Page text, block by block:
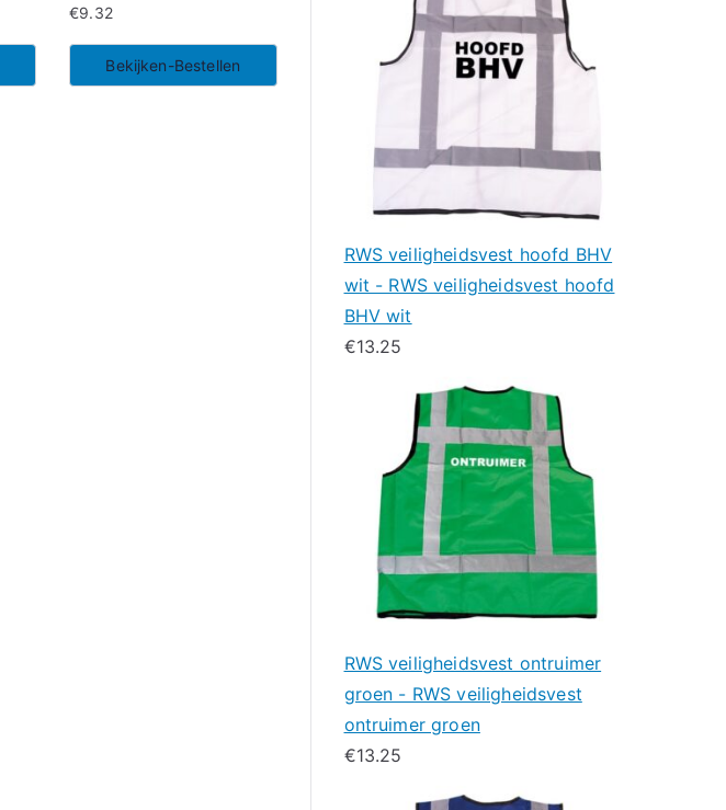
€9.32
Bekijken-Bestellen
RWS veiligheidsvest hoofd BHV
wit - RWS veiligheidsvest hoofd
BHV wit
€13.25
RWS veiligheidsvest ontruimer
groen - RWS veiligheidsvest
ontruimer groen
€13.25